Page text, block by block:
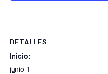
DETALLES
Inicio:
junio 1